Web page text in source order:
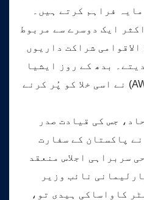
فراہم کرتے ہیں۔
ایک دوسرے سے مربوط
شراکت داریوں
بدھ کے روز ایشیا
ویب3 الائنس جاپان (AWAJ) نے اسی خلا کو پُر کرنے
جس کی قیادت صدر
پاکستان کے سفارت
سربراہی اجلاس منعقد
نائب وزیر
کاواساکی ہیدی تو،